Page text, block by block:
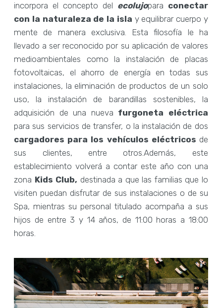
incorpora el concepto del ecolujopara conectar
con la naturaleza de la isla y equilibrar cuerpo y
mente de manera exclusiva. Esta filosofía le ha
llevado a ser reconocido por su aplicación de valores
medioambientales como la instalación de placas
fotovoltaicas, el ahorro de energía en todas sus
instalaciones, la eliminación de productos de un solo
uso, la instalación de barandillas sostenibles, la
adquisición de una nueva furgoneta eléctrica
para sus servicios de transfer, o la instalación de dos
cargadores para los vehículos eléctricos de
sus clientes, entre otros.Además, este
establecimiento volverá a contar este año con una
zona Kids Club, destinada a que las familias que lo
visiten puedan disfrutar de sus instalaciones o de su
Spa, mientras su personal titulado acompaña a sus
hijos de entre 3 y 14 años, de 11:00 horas a 18:00
horas.